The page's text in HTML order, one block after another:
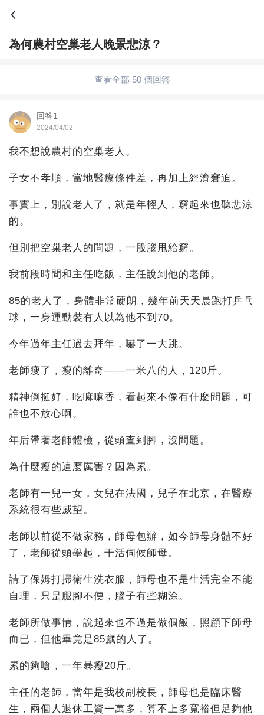
為何農村空巢老人晚景悲涼？
查看全部 50 個回答
回答1
2024/04/02
我不想說農村的空巢老人。
子女不孝順，當地醫療條件差，再加上經濟窘迫。
事實上，別說老人了，就是年輕人，窮起來也聽悲涼
的。
但別把空巢老人的問題，一股腦甩給窮。
我前段時間和主任吃飯，主任說到他的老師。
85的老人了，身體非常硬朗，幾年前天天晨跑打乒乓
球，一身運動裝有人以為他不到70。
今年過年主任過去拜年，嚇了一大跳。
老師瘦了，瘦的離奇——一米八的人，120斤。
精神倒挺好，吃嘛嘛香，看起來不像有什麼問題，可
誰也不放心啊。
年后帶著老師體檢，從頭查到腳，沒問題。
為什麼瘦的這麼厲害？因為累。
老師有一兒一女，女兒在法國，兒子在北京，在醫療
系統很有些威望。
老師以前從不做家務，師母包辦，如今師母身體不好
了，老師從頭學起，干活伺候師母。
請了保姆打掃衛生洗衣服，師母也不是生活完全不能
自理，只是腿腳不便，腦子有些糊涂。
老師所做事情，說起來也不過是做個飯，照顧下師母
而已，但他畢竟是85歲的人了。
累的夠嗆，一年暴瘦20斤。
主任的老師，當年是我校副校長，師母也是臨床醫
生，兩個人退休工資一萬多，算不上多寬裕但足夠他
問答
婚姻情感
影視劇